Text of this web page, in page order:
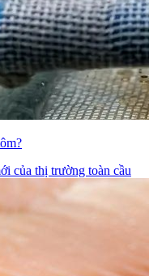
của thị trường toàn cầu